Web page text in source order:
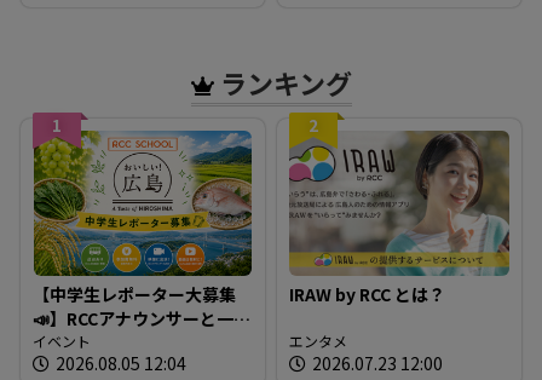
ランキング
1
【中学生レポーター大募集
📣】RCCアナウンサーと一緒
に「広島の食」の現場を取
材しよう！
イベント
2026.08.05 12:04
2
IRAW by RCC とは？
エンタメ
2026.07.23 12:00